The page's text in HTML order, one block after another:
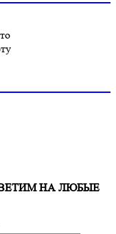
НА ЛЮБЫЕ